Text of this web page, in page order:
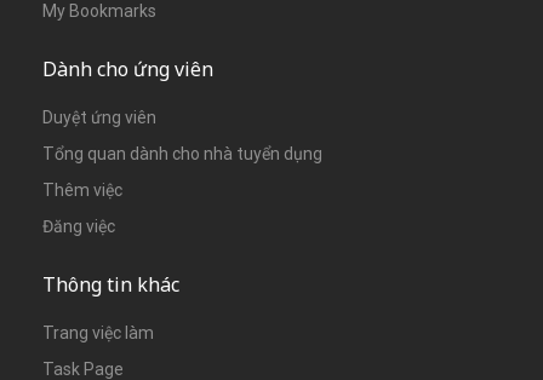
My Bookmarks
Dành cho ứng viên
Duyệt ứng viên
Tổng quan dành cho nhà tuyển dụng
Thêm việc
Đăng việc
Thông tin khác
Trang việc làm
Task Page